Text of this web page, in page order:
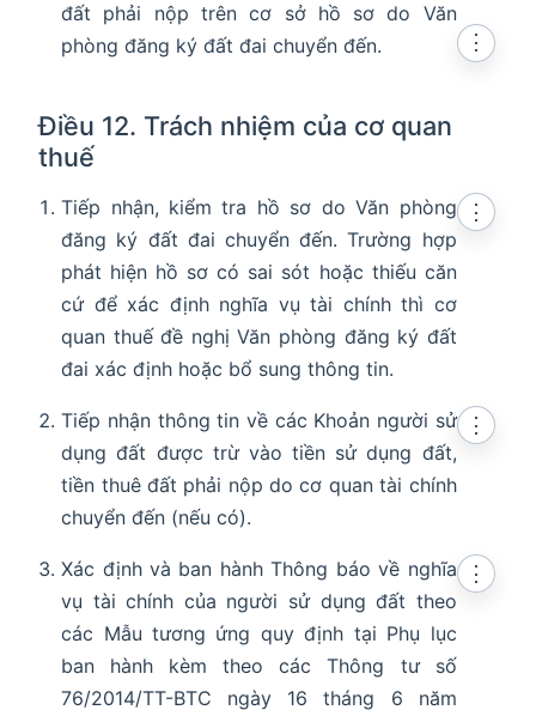
đất phải nộp trên cơ sở hồ sơ do Văn
phòng đăng ký đất đai chuyển đến.
Điều 12. Trách nhiệm của cơ quan
thuế
⋮
Tiếp nhận, kiểm tra hồ sơ do Văn phòng
đăng ký đất đai chuyển đến. Trường hợp
phát hiện hồ sơ có sai sót hoặc thiếu căn
cứ để xác định nghĩa vụ tài chính thì cơ
quan thuế đề nghị Văn phòng đăng ký đất
đai xác định hoặc bổ sung thông tin.
⋮
Tiếp nhận thông tin về các Khoản người sử
dụng đất được trừ vào tiền sử dụng đất,
tiền thuê đất phải nộp do cơ quan tài chính
chuyển đến (nếu có).
⋮
Xác định và ban hành Thông báo về nghĩa
vụ tài chính của người sử dụng đất theo
các Mẫu tương ứng quy định tại Phụ lục
ban hành kèm theo các Thông tư số
76/2014/TT-BTC ngày 16 tháng 6 năm
⋮